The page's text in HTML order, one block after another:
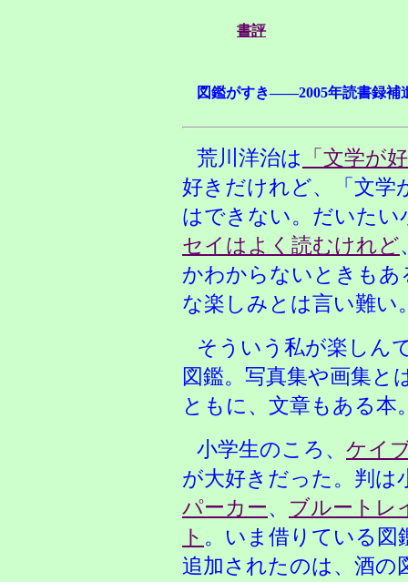
書評
図鑑がすき——2005年読書録補
荒川洋治は
「文学が
好きだけれど、「文学
はできない。だいた
セイはよく読むけれど
かわからないときもあ
な楽しみとは言い難い
そういう私が楽しん
図鑑。写真集や画集と
ともに、文章もある本
小学生のころ、 ケイ
が大好きだった。判は
パーカー、 ブルートレ
ト 。いま借りている図
追加されたのは、酒の